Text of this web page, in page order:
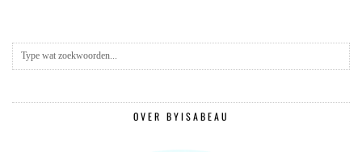
OVER BYISABEAU